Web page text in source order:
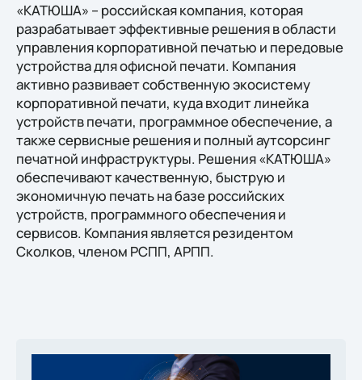
«КАТЮША» – российская компания, которая
разрабатывает эффективные решения в области
управления корпоративной печатью и передовые
устройства для офисной печати. Компания
активно развивает собственную экосистему
корпоративной печати, куда входит линейка
устройств печати, программное обеспечение, а
также сервисные решения и полный аутсорсинг
печатной инфраструктуры. Решения «КАТЮША»
обеспечивают качественную, быструю и
экономичную печать на базе российских
устройств, программного обеспечения и
сервисов. Компания является резидентом
Сколков, членом РСПП, АРПП.